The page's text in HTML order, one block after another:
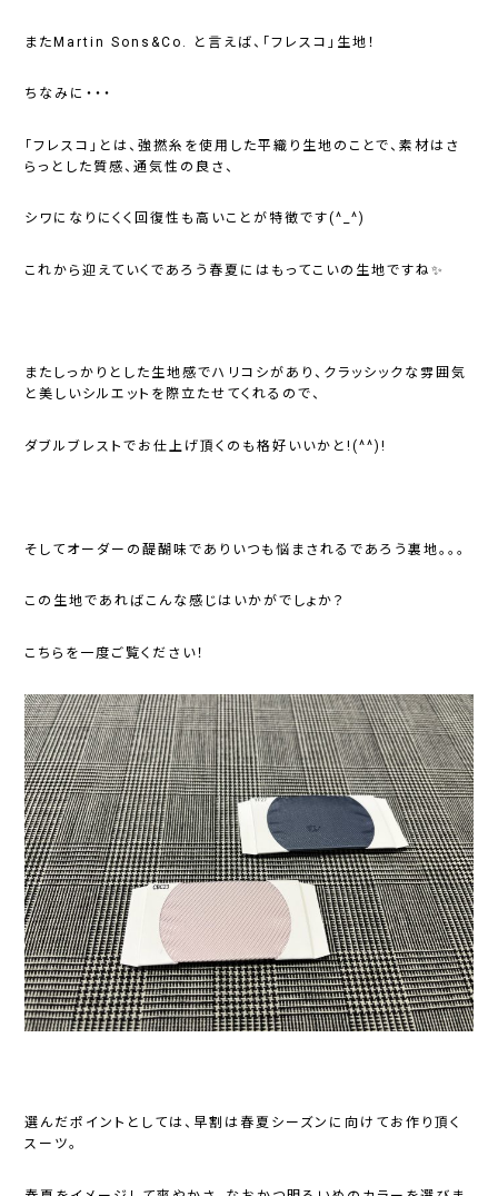
またMartin Sons&Co. と言えば、「フレスコ」生地！
ちなみに・・・
「フレスコ」とは、強撚糸を使用した平織り生地のことで、素材はさ
らっとした質感、通気性の良さ、
シワになりにくく回復性も高いことが特徴です(^_^)
これから迎えていくであろう春夏にはもってこいの生地ですね✨
またしっかりとした生地感でハリコシがあり、クラッシックな雰囲気
と美しいシルエットを際立たせてくれるので、
ダブルブレストでお仕上げ頂くのも格好いいかと!(^^)!
そしてオーダーの醍醐味でありいつも悩まされるであろう裏地。。。
この生地であればこんな感じはいかがでしょか？
こちらを一度ご覧ください！
選んだポイントとしては、早割は春夏シーズンに向けてお作り頂く
スーツ。